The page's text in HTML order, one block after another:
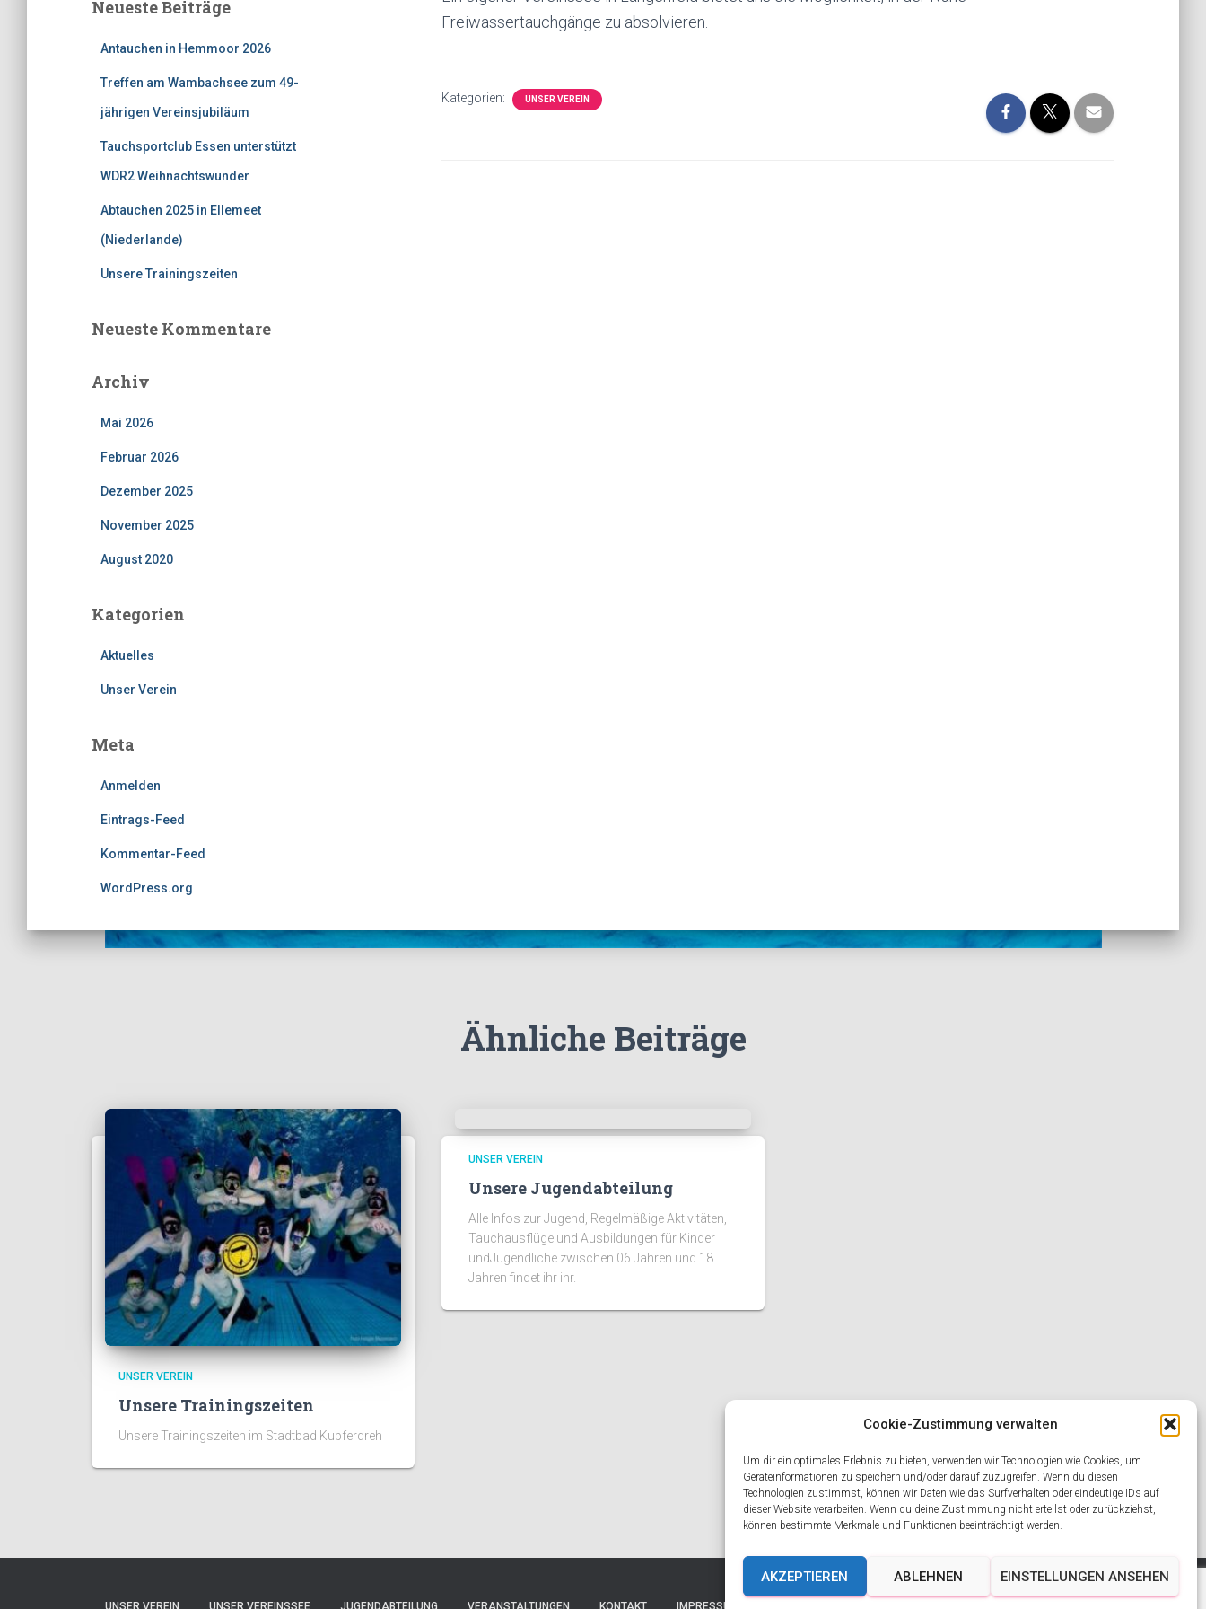
Cookie-Zustimmung verwalten
Um dir ein optimales Erlebnis zu bieten, verwenden wir Technologien wie Cookies, um
Geräteinformationen zu speichern und/oder darauf zuzugreifen. Wenn du diesen
Technologien zustimmst, können wir Daten wie das Surfverhalten oder eindeutige IDs auf
dieser Website verarbeiten. Wenn du deine Zustimmung nicht erteilst oder zurückziehst,
können bestimmte Merkmale und Funktionen beeinträchtigt werden.
AKZEPTIEREN ABLEHNEN EINSTELLUNGEN ANSEHEN
n
Neueste Beiträge
Antauchen in Hemmoor 2026
Treffen am Wambachsee zum 49-
jährigen Vereinsjubiläum
Tauchsportclub Essen unterstützt
WDR2 Weihnachtswunder
Abtauchen 2025 in Ellemeet
(Niederlande)
Unsere Trainingszeiten
Neueste Kommentare
Archiv
Mai 2026
Februar 2026
Dezember 2025
November 2025
August 2020
Kategorien
Aktuelles
Unser Verein
Meta
Anmelden
Eintrags-Feed
Kommentar-Feed
WordPress.org
Freiwassertauchgänge zu absolvieren.
Kategorien: UNSER VEREIN
Ähnliche Beiträge
UNSER VEREIN
Unsere Trainingszeiten
Unsere Trainingszeiten im Stadtbad Kupferdreh
UNSER VEREIN
Unsere Jugendabteilung
Alle Infos zur Jugend, Regelmäßige Aktivitäten,
Tauchausflüge und Ausbildungen für Kinder
undJugendliche zwischen 06 Jahren und 18
Jahren findet ihr ihr.
UNSER VEREIN UNSER VEREINSSEE JUGENDABTEILUNG VERANSTALTUNGEN KONTAKT IMPRESSUM